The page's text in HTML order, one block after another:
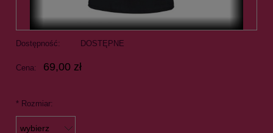
Dostępność: DOSTĘPNE
Cena: 69,00 zł
* Rozmiar: